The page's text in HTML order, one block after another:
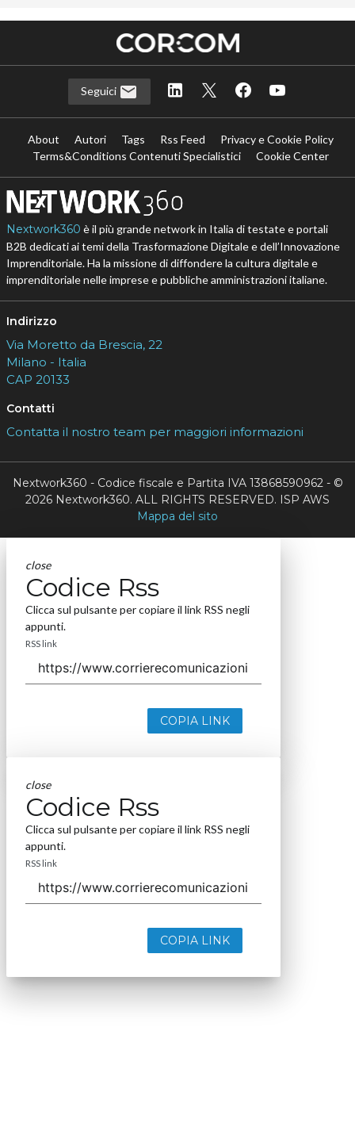
Seguici
About Autori Tags Rss Feed
Privacy e Cookie Policy
Terms&Conditions Contenuti Specialistici
Cookie Center
Nextwork360 è il più grande network in Italia di testate e portali
B2B dedicati ai temi della Trasformazione Digitale e dell’Innovazione
Imprenditoriale. Ha la missione di diffondere la cultura digitale e
imprenditoriale nelle imprese e pubbliche amministrazioni italiane.
Indirizzo
Via Moretto da Brescia, 22
Milano - Italia
CAP 20133
Contatti
Contatta il nostro team per maggiori informazioni
Nextwork360 - Codice fiscale e Partita IVA 13868590962 - ©
2026 Nextwork360. ALL RIGHTS RESERVED. ISP AWS
Mappa del sito
close
Codice Rss
Clicca sul pulsante per copiare il link RSS negli
appunti.
RSS link
COPIA LINK
close
Codice Rss
Clicca sul pulsante per copiare il link RSS negli
appunti.
RSS link
COPIA LINK